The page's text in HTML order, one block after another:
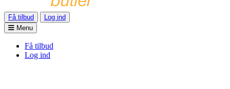
Få tilbud
Log ind
Menu
Få tilbud
Log ind